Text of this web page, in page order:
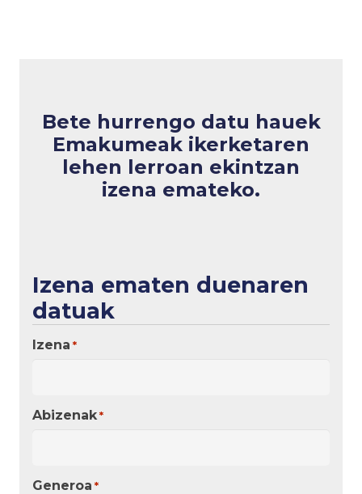
Bete hurrengo datu hauek
Emakumeak ikerketaren
lehen lerroan ekintzan
izena emateko.
Izena ematen duenaren
datuak
Izena *
Abizenak *
Generoa *